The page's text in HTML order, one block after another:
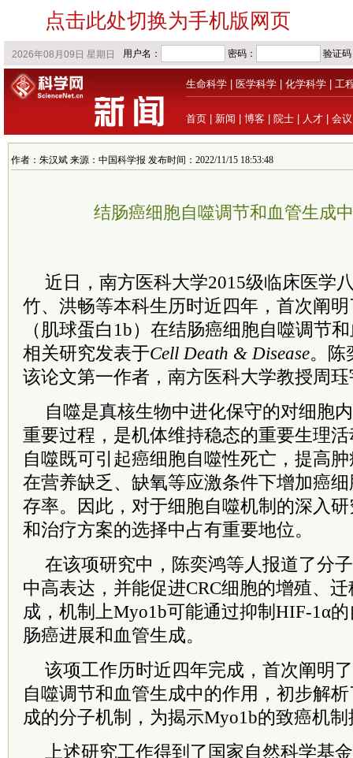
点击此处切换为手机版网页
生命科学 医学科学 化学科学 工
首页 新闻 博客 院士 人才 会议
作者：朱汉斌 来源：中国科学报 发布时间：2022/11/15 18:53:48
结肠癌细胞自噬调节和血管生成
近日，南方医科大学2015级临床医学
竹、洪畅等本科生历时近四年，首次阐
（肌球蛋白1b）在结肠癌细胞自噬调节
相关研究发表于Cell Death & Disease。陈
该论文第一作者，南方医科大学教授周
自噬是真核生物中进化保守的对细胞
重要过程，是机体维持稳态的重要生理
自噬既可引起癌细胞自噬性死亡，提高
在营养缺乏、缺氧等应激条件下增加癌
存率。因此，对于细胞自噬机制的深入
和治疗方案的选择中占有重要地位。
在该项研究中，陈奕鸿等人报道了分
中高表达，并能促进CRC细胞的增殖、
成，机制上Myo1b可能通过抑制HIF-1α
肠癌进展和血管生成。
该项工作历时近四年完成，首次阐明
自噬调节和血管生成中的作用，初步解
成的分子机制，为揭示Myo1b的致癌机
上述研究工作得到了国家自然科学基